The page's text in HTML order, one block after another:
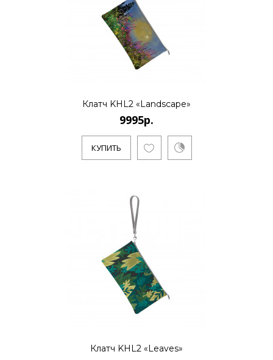
Клатч KHL2 «Landscape»
9995р.
КУПИТЬ
Клатч KHL2 «Leaves»